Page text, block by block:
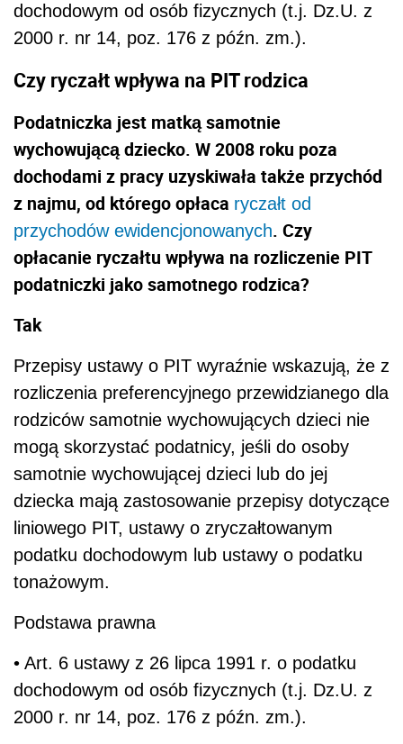
dochodowym od osób fizycznych (t.j. Dz.U. z
2000 r. nr 14, poz. 176 z późn. zm.).
Czy ryczałt wpływa na PIT rodzica
Podatniczka jest matką samotnie
wychowującą dziecko. W 2008 roku poza
dochodami z pracy uzyskiwała także przychód
z najmu, od którego opłaca ryczałt od
przychodów ewidencjonowanych. Czy
opłacanie ryczałtu wpływa na rozliczenie PIT
podatniczki jako samotnego rodzica?
Tak
Przepisy ustawy o PIT wyraźnie wskazują, że z
rozliczenia preferencyjnego przewidzianego dla
rodziców samotnie wychowujących dzieci nie
mogą skorzystać podatnicy, jeśli do osoby
samotnie wychowującej dzieci lub do jej
dziecka mają zastosowanie przepisy dotyczące
liniowego PIT, ustawy o zryczałtowanym
podatku dochodowym lub ustawy o podatku
tonażowym.
Podstawa prawna
• Art. 6 ustawy z 26 lipca 1991 r. o podatku
dochodowym od osób fizycznych (t.j. Dz.U. z
2000 r. nr 14, poz. 176 z późn. zm.).